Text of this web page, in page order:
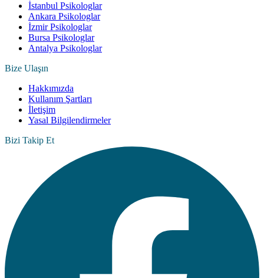
İstanbul Psikologlar
Ankara Psikologlar
İzmir Psikologlar
Bursa Psikologlar
Antalya Psikologlar
Bize Ulaşın
Hakkımızda
Kullanım Şartları
İletişim
Yasal Bilgilendirmeler
Bizi Takip Et